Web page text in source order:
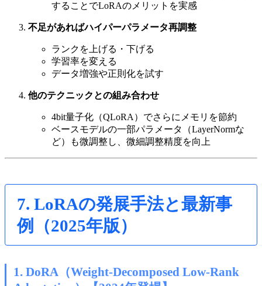
することでLoRAのメリットを実感
不足があればハイパーパラメータ再調整
ランクを上げる・下げる
学習率を変える
データ増強や正則化を試す
他のテクニックとの組み合わせ
4bit量子化（QLoRA）でさらにメモリを節約
ベースモデルの一部パラメータ（LayerNormな
ど）も微調整し、微細調整精度を向上
7. LoRAの発展手法と最新事
例（2025年版）
1. DoRA（Weight-Decomposed Low-Rank